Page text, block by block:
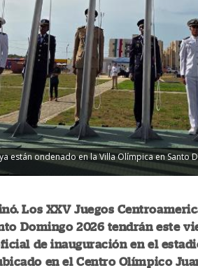
están ondenado en la Villa Olímpica en Santo
Los XXV Juegos
Domingo 2026 tendrán este
de inauguración en el
en el Centro Olímpico